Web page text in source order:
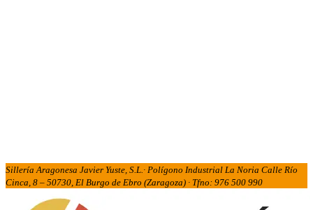
Sillería Aragonesa Javier Yuste, S.L.· Polígono Industrial La Noria Calle Río
Cinca, 8 – 50730, El Burgo de Ebro (Zaragoza) · Tfno: 976 500 990